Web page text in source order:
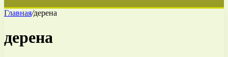
Главная/дерена
дерена